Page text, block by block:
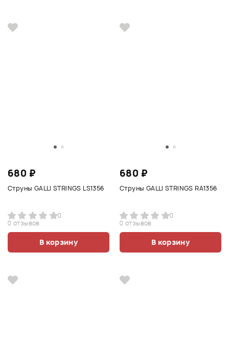
680 ₽
Струны GALLI STRINGS LS1356
0
0 отзывов
В корзину
680 ₽
Струны GALLI STRINGS RA1356
0
0 отзывов
В корзину